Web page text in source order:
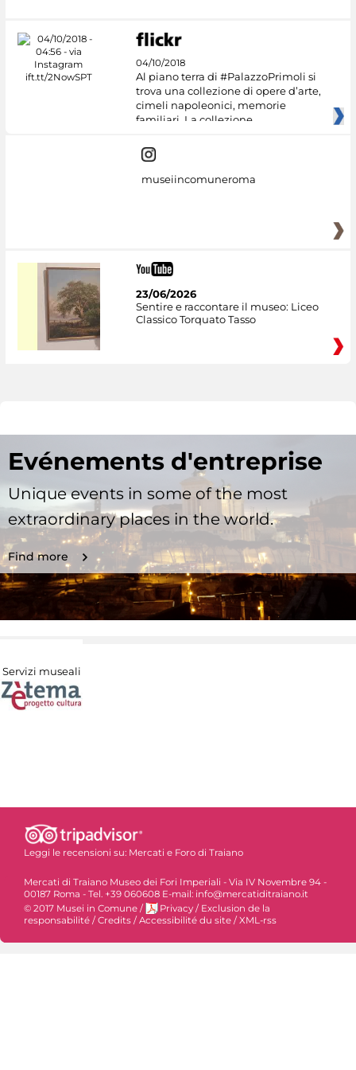
04/10/2018
Al piano terra di #PalazzoPrimoli si
trova una collezione di opere d’arte,
cimeli napoleonici, memorie
familiari. La collezione
museiincomuneroma
23/06/2026
Sentire e raccontare il museo: Liceo
Classico Torquato Tasso
Evénements d'entreprise
Unique events in some of the most
extraordinary places in the world.
Find more
Servizi museali
Leggi le recensioni su: Mercati e Foro di Traiano
Mercati di Traiano Museo dei Fori Imperiali - Via IV Novembre 94 -
00187 Roma - Tel. +39 060608 E-mail: info@mercatiditraiano.it
© 2017 Musei in Comune / Privacy / Exclusion de la
responsabilité / Credits / Accessibilité du site / XML-rss